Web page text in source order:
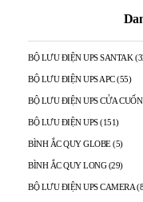
BỘ LƯU ĐIỆN UPS SANTAK
BỘ LƯU ĐIỆN UPS APC (55)
BỘ LƯU ĐIỆN UPS CỬA CUỐN
BỘ LƯU ĐIỆN UPS (151)
BÌNH ẮC QUY GLOBE (5)
BÌNH ẮC QUY LONG (29)
BỘ LƯU ĐIỆN UPS CAMERA